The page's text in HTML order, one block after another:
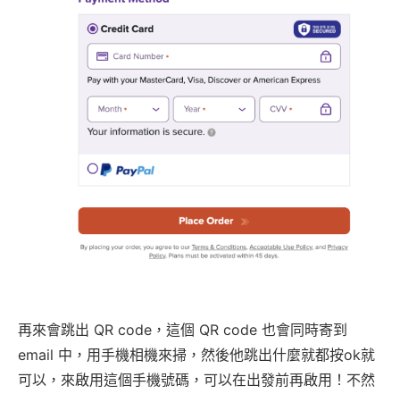
再來會跳出 QR code，這個 QR code 也會同時寄到
email 中，用手機相機來掃，然後他跳出什麼就都按ok就
可以，來啟用這個手機號碼，可以在出發前再啟用！不然